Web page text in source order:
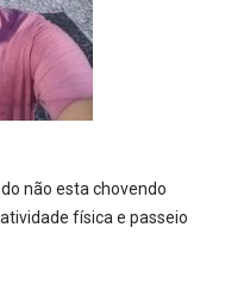
não esta chovendo
física e passeio